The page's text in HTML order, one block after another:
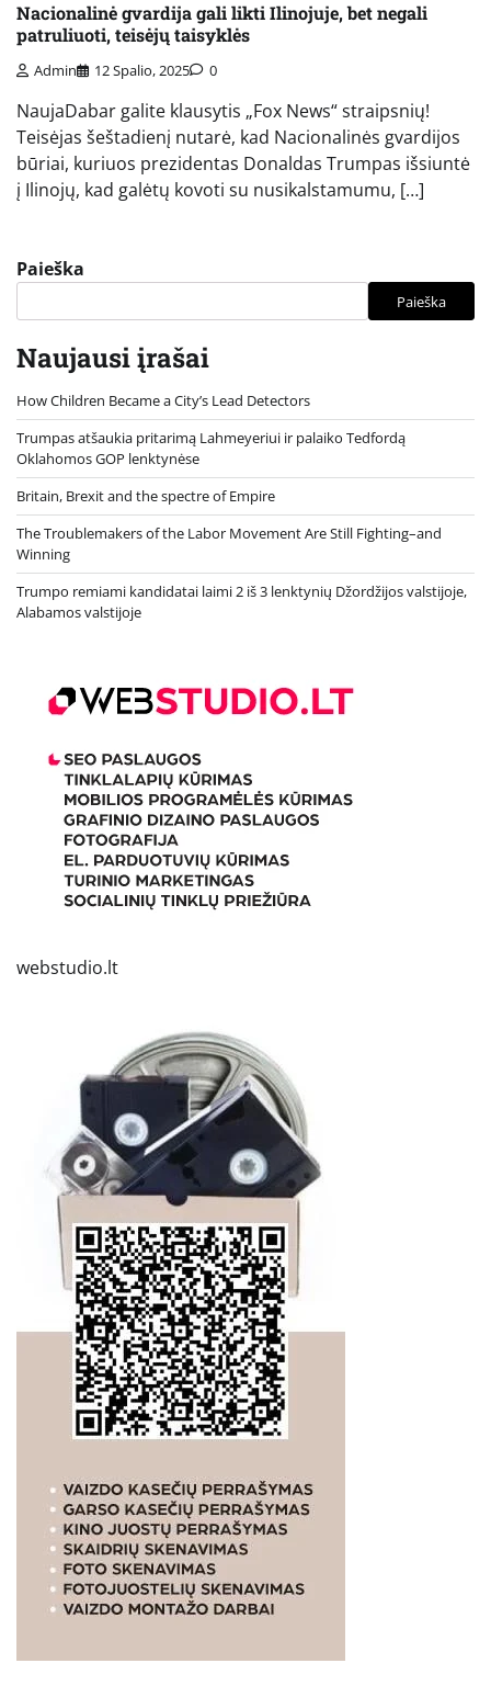
Nacionalinė gvardija gali likti Ilinojuje, bet negali
patruliuoti, teisėjų taisyklės
Admin 12 Spalio, 2025 0
NaujaDabar galite klausytis „Fox News“ straipsnių!
Teisėjas šeštadienį nutarė, kad Nacionalinės gvardijos
būriai, kuriuos prezidentas Donaldas Trumpas išsiuntė
į Ilinojų, kad galėtų kovoti su nusikalstamumu, […]
Paieška
Paieška
Naujausi įrašai
How Children Became a City’s Lead Detectors
Trumpas atšaukia pritarimą Lahmeyeriui ir palaiko Tedfordą
Oklahomos GOP lenktynėse
Britain, Brexit and the spectre of Empire
The Troublemakers of the Labor Movement Are Still Fighting–and
Winning
Trumpo remiami kandidatai laimi 2 iš 3 lenktynių Džordžijos valstijoje,
Alabamos valstijoje
webstudio.lt